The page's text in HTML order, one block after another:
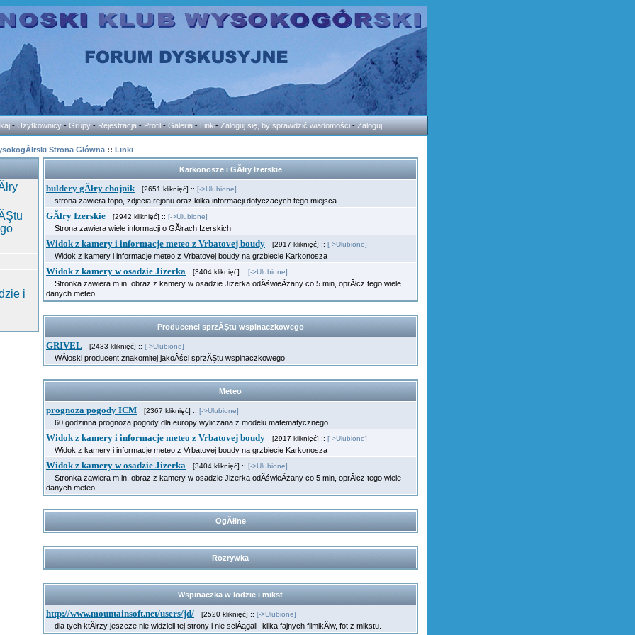
-Użytkownicy-Grupy-Rejestracja-Profil-Galeria-Linki-Zaloguj się, by sprawdzić wiadomości-Zaloguj
Strona Główna :: Linki
i
Karkonosze i GĂłry Izerskie
buldery gĂłry chojnik [2651 kliknięć] :: [->Ulubione]
strona zawiera topo, zdjecia rejonu oraz kilka informacji dotyczacych tego miejsca
GĂłry Izerskie [2942 kliknięć] :: [->Ulubione]
Strona zawiera wiele informacji o GĂłrach Izerskich
Widok z kamery i informacje meteo z Vrbatovej boudy [2917 kliknięć] :: [->Ulubione]
Widok z kamery i informacje meteo z Vrbatovej boudy na grzbiecie Karkonosza
Widok z kamery w osadzie Jizerka [3404 kliknięć] :: [->Ulubione]
Stronka zawiera m.in. obraz z kamery w osadzie Jizerka odÂświeÂżany co 5 min, oprĂłcz tego wiele
danych meteo.
Producenci sprzĂŞtu wspinaczkowego
GRIVEL [2433 kliknięć] :: [->Ulubione]
WÂłoski producent znakomitej jakoÂści sprzĂŞtu wspinaczkowego
Meteo
prognoza pogody ICM [2367 kliknięć] :: [->Ulubione]
60 godzinna prognoza pogody dla europy wyliczana z modelu matematycznego
Widok z kamery i informacje meteo z Vrbatovej boudy [2917 kliknięć] :: [->Ulubione]
Widok z kamery i informacje meteo z Vrbatovej boudy na grzbiecie Karkonosza
Widok z kamery w osadzie Jizerka [3404 kliknięć] :: [->Ulubione]
Stronka zawiera m.in. obraz z kamery w osadzie Jizerka odÂświeÂżany co 5 min, oprĂłcz tego wiele
danych meteo.
OgĂłlne
Rozrywka
Wspinaczka w lodzie i mikst
http://www.mountainsoft.net/users/jd/ [2520 kliknięć] :: [->Ulubione]
dla tych ktĂłrzy jeszcze nie widzieli tej strony i nie sciÂągali- kilka fajnych filmikĂłw, fot z mikstu.